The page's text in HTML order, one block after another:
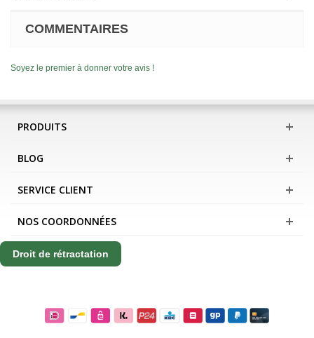
COMMENTAIRES
Soyez le premier à donner votre avis !
PRODUITS
BLOG
SERVICE CLIENT
NOS COORDONNÉES
Droit de rétractation